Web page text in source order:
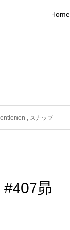
Home
, スナップ
#407昴